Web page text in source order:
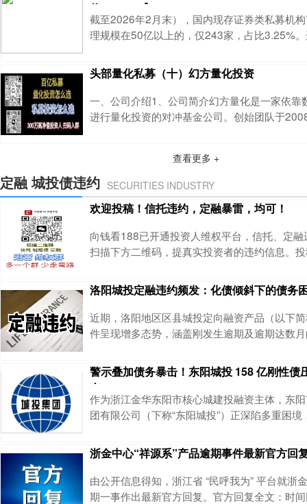
我微信yxxz798做市商听起来很专业，实则和
摊老板、手机贩子逻辑完全一致。它不是“坐庄
信yxxz798】
截至2026年2月末），国内现存证券类私募机
理规模在50亿以上的，仅243家，占比3.25%
计，其中227家由自然人实际控制，其余16家
而从自然人掌舵者的过往从业背景来看，背景迥
江湖——有人凭借投行资源起家，有人依托海
人穿越期货市场牛熊，有人深耕产业押
头部量化私募（十）幻方量化投资
一、公司介绍1、公司简介幻方量化是一家依靠
进行量化投资的对冲基金公司。创始团队于
衍生品交易与设计的领先者，始终走在创新的
坚持最高的法律和道德标准，借助科学与科技
以想象的创新研究，拥有世界一流的行情、交
查看更多 +
定融 城投债违约 SECURITIES INDUSTRY
欢迎投稿！信托违约，定融暴雷，均可！
向钱看188已开通投资人维权平台，信托、定
扫描下方二维码，提真实投资者的违约信息。
单描述违约项目，包括：项目名称：XX项目 （
24期限（已经违约多久）收益：到期后，利息
人：融资方名称及合同内容担保人（如有）：
件项目合同：项目合同及投资人签字页面打款
洛阳城投定融违约频发：化债倾斜下的债务
近期，洛阳地区区县城投定向融资产品（以下简
件呈现增多态势，涵盖刚发生逾期及逾期达数
将全省化债额度近半数向洛阳倾斜的背景下发
投债务化解的艰巨性与紧迫性。更为值得警惕
平台的违约行为呈现出态度强硬、拒不配合的
有城投平台相关定融产品于2026年3月4日到期
警示叠加债务暴击！东阳城投 158 亿刚性债
产 113%
作为浙江金华东阳市核心城建投融资主体，东
团有限公司（下称“东阳城投”）正深陷多重困
中显现。监管接连出手，直指公司债券募集资
年 2 月 14 日，浙江证监局对东阳城投出具警
阳 01” 债券募资用于临时补充流动资金后，超
反公司债券发行与使用相
浙金中心“祥源系”产品逾期事件最新官方回
由公开信息得知，浙江省 “民呼我为” 平台就浙
期一事作出最新官方回复。官方回复全文：时